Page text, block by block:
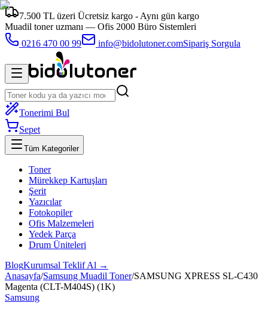
7.500 TL üzeri Ücretsiz kargo - Aynı gün kargo
Muadil toner uzmanı — Ofis 2000 Büro Sistemleri
0216 470 00 99
info@bidolutoner.comSipariş Sorgula
Tonerimi Bul
Sepet
Tüm Kategoriler
Toner
Mürekkep Kartuşları
Şerit
Yazıcılar
Fotokopiler
Ofis Malzemeleri
Yedek Parça
Drum Üniteleri
BlogKurumsal Teklif Al →
Anasayfa/Samsung Muadil Toner/SAMSUNG XPRESS SL-C430
Magenta (CLT-M404S) (1K)
Samsung